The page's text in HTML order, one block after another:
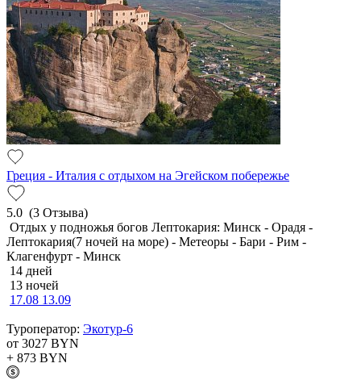
Греция - Италия с отдыхом на Эгейском побережье
5.0 (3 Отзыва)
Отдых у подножья богов Лептокария: Минск - Орадя -
Лептокария(7 ночей на море) - Метеоры - Бари - Рим -
Клагенфурт - Минск
14 дней
13 ночей
17.08 13.09
Туроператор: Экотур-6
от 3027 BYN
+ 873 BYN